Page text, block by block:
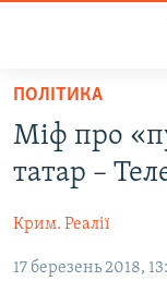
Перейти
основного
матеріалу
Перейти
до
навігації
НОВИНИ
ВОДА.КРИМ
ВІДЕО ТА ФОТО
ПОЛІТИКА
БЛОГИ
ПОЛІТИКА
Міф про
татар –
Крим. Реалії
17 березень 2018,